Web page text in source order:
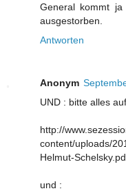
General kommt
ausgestorben.
Antworten
Anonym
UND : bitte alles
http://
content/uploads/
Helmut-
und :